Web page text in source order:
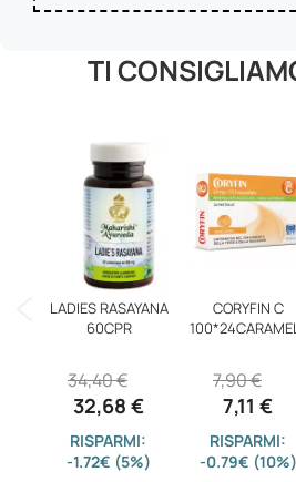
TI
LADIES RASAYANA
60CPR
32,68 €
34,40 €
RISPARMI:
-1.72€ (5%)
CORYFIN C
7,11 €
7,90 €
RISPARMI:
-0.79€ (10%)